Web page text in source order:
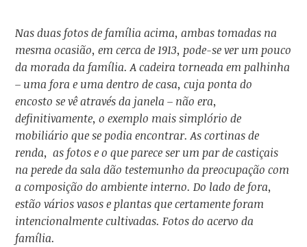
Nas duas fotos de família acima, ambas tomadas na
mesma ocasião, em cerca de 1913, pode-se ver um pouco
da morada da família. A cadeira torneada em palhinha
– uma fora e uma dentro de casa, cuja ponta do
encosto se vê através da janela – não era,
definitivamente, o exemplo mais simplório de
mobiliário que se podia encontrar. As cortinas de
renda, as fotos e o que parece ser um par de castiçais
na perede da sala dão testemunho da preocupação com
a composição do ambiente interno. Do lado de fora,
estão vários vasos e plantas que certamente foram
intencionalmente cultivadas. Fotos do acervo da
família.